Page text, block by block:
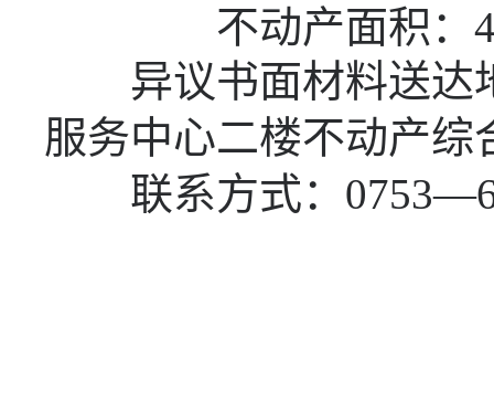
不动产面积：
异议书面材料送达
服务中心二楼不动产综
联系方式：